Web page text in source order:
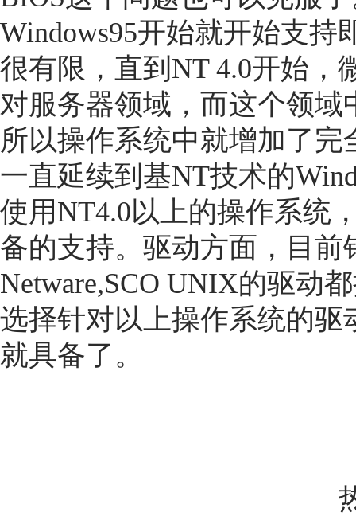
Windows95开始就开始支
很有限，直到NT 4.0开始，
对服务器领域，而这个领
所以操作系统中就增加了
一直延续到基NT技术的
使用NT4.0以上的操作系统
备的支持。驱动方面，目前
Netware,SCO UNIX的驱动
选择针对以上操作系统的
就具备了。